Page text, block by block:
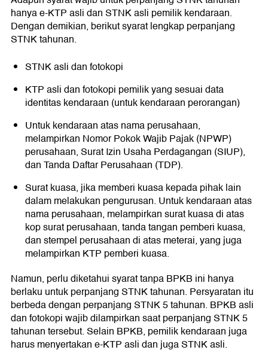
hanya e-KTP asli dan STNK asli pemilik kendaraan.
Dengan demikian, berikut syarat lengkap perpanjang
STNK tahunan.
STNK asli dan fotokopi
KTP asli dan fotokopi pemilik yang sesuai data
identitas kendaraan (untuk kendaraan perorangan)
Untuk kendaraan atas nama perusahaan,
melampirkan Nomor Pokok Wajib Pajak (NPWP)
perusahaan, Surat Izin Usaha Perdagangan (SIUP),
dan Tanda Daftar Perusahaan (TDP).
Surat kuasa, jika memberi kuasa kepada pihak lain
dalam melakukan pengurusan. Untuk kendaraan atas
nama perusahaan, melampirkan surat kuasa di atas
kop surat perusahaan, tanda tangan pemberi kuasa,
dan stempel perusahaan di atas meterai, yang juga
melampirkan KTP pemberi kuasa.
Namun, perlu diketahui syarat tanpa BPKB ini hanya
berlaku untuk perpanjang STNK tahunan. Persyaratan itu
berbeda dengan perpanjang STNK 5 tahunan. BPKB asli
dan fotokopi wajib dilampirkan saat perpanjang STNK 5
tahunan tersebut. Selain BPKB, pemilik kendaraan juga
harus menyertakan e-KTP asli dan juga STNK asli.